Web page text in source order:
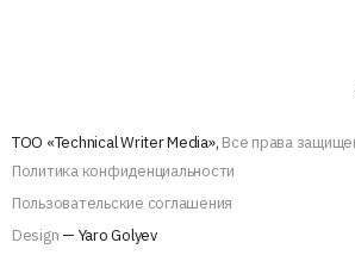
ТОО «Technical Writer Media», Все права
Политика конфиденциальности
Пользовательские соглашения
Design — Yaro Golyev